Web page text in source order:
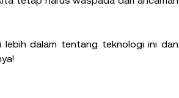
lebih dalam tentang teknologi ini dan